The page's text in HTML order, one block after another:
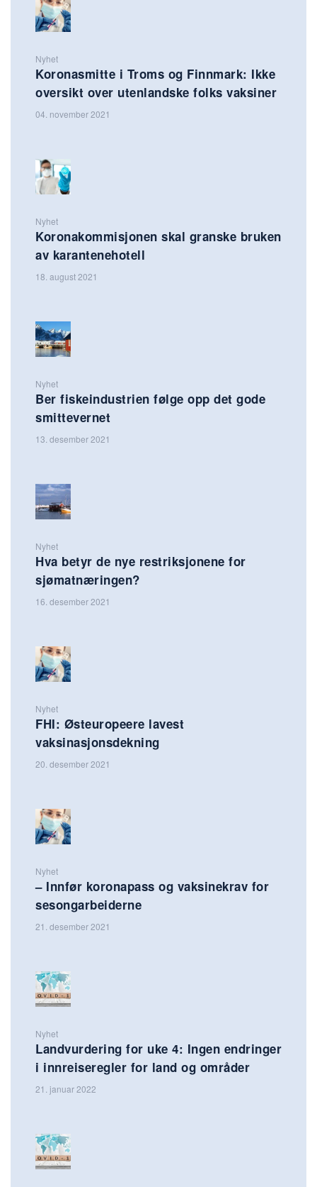
Nyhet
Koronasmitte i Troms og Finnmark: Ikke
oversikt over utenlandske folks vaksiner
04. november 2021
Nyhet
Koronakommisjonen skal granske bruken
av karantenehotell
18. august 2021
Nyhet
Ber fiskeindustrien følge opp det gode
smittevernet
13. desember 2021
Nyhet
Hva betyr de nye restriksjonene for
sjømatnæringen?
16. desember 2021
Nyhet
FHI: Østeuropeere lavest
vaksinasjonsdekning
20. desember 2021
Nyhet
– Innfør koronapass og vaksinekrav for
sesongarbeiderne
21. desember 2021
Nyhet
Landvurdering for uke 4: Ingen endringer
i innreiseregler for land og områder
21. januar 2022